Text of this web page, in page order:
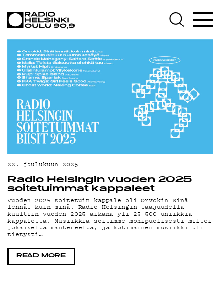
AJANKOHTAISTA
OHJELMAT
TEKIJÄT
ON-DEMAND
PODCAST
MAINOSTA
YHTEYSTIEDOT
G LIVELAB
YSTÄVÄKLUBI
TIETOSUOJA
22. joulukuun 2025
Radio Helsingin vuoden 2025
soitetuimmat kappaleet
Vuoden 2025 soitetuin kappale oli Orvokin Sinä
lennät kuin minä. Radio Helsingin taajuudella
kuultiin vuoden 2025 aikana yli 25 500 uniikkia
kappaletta. Musiikkia soitimme monipuolisesti miltei
jokaiselta mantereelta, ja kotimainen musiikki oli
tietysti…
READ MORE